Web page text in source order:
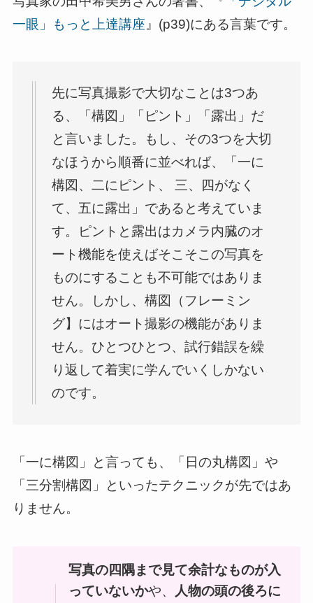
一眼」もっと上達講座 』(p39)にある言葉です。
先に写真撮影で大切なことは3つあ
る、「構図」「ピント」「露出」だ
と言いました。もし、その3つを大切
なほうから順番に並べれば、「一に
構図、二にピント、 三、四がなく
て、五に露出」であると考えていま
す。ピントと露出はカメラ内臓のオ
ート機能を使えばそこそこの写真を
ものにすることも不可能ではありま
せん。しかし、構図（フレーミン
グ】にはオート撮影の機能がありま
せん。ひとつひとつ、試行錯誤を繰
り返して着実に学んでいくしかない
のです。
「一に構図」と言っても、「日の丸構図」や
「三分割構図」といったテクニックが先ではあ
りません。
写真の四隅まで見て余計なものが入
っていないかや、
人物の頭の後ろに